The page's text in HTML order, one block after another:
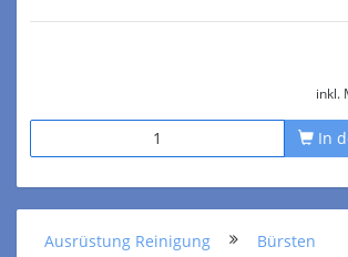
inkl.
In
Ausrüstung Reinigung Bürsten